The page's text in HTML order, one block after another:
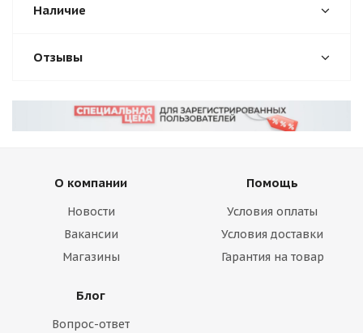
Наличие
Отзывы
О компании
Новости
Вакансии
Магазины
Помощь
Условия оплаты
Условия доставки
Гарантия на товар
Блог
Вопрос-ответ